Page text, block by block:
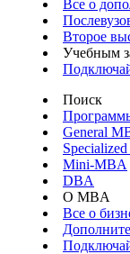
Все о
Второе
Учебным
Поиск
General
Mini-MBA
DBA
О MBA
Все о